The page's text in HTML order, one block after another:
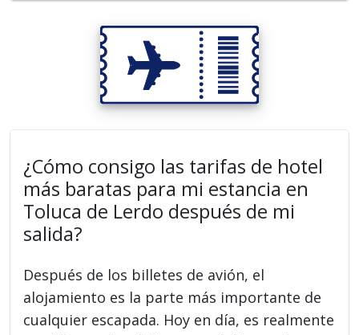
¿Cómo consigo las tarifas de hotel
más baratas para mi estancia en
Toluca de Lerdo después de mi
salida?
Después de los billetes de avión, el
alojamiento es la parte más importante de
cualquier escapada. Hoy en día, es realmente